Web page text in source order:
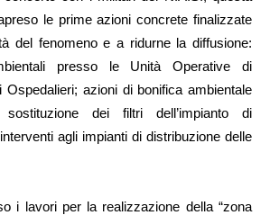
le prime azioni concrete finalizzate
del fenomeno e a ridurne la diffusione:
presso le Unità Operative di
Ospedalieri; azioni di bonifica ambientale
dei filtri dell’impianto di
agli impianti di distribuzione delle
i lavori per la realizzazione della “zona